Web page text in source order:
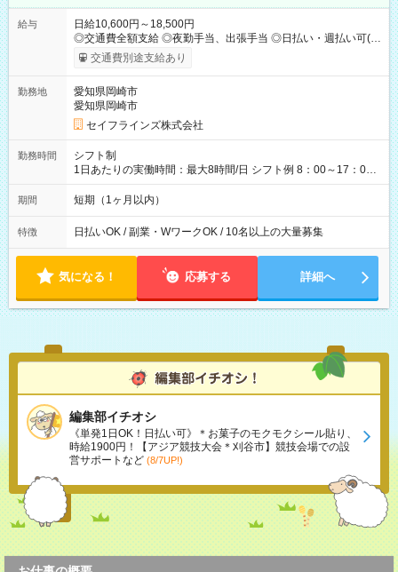
給与
日給10,600円～18,500円
◎交通費全額支給 ◎夜勤手当、出張手当 ◎日払い・週払い可(希
望者／条件有) ＜月収例＞ 日給10,600円×22日稼働＝23.5万円/
試用期間の長さ：3ヶ月 雇用形態、給与は本採用時と同じです。
交通費別途支給あり
勤務地
愛知県岡崎市
愛知県岡崎市
セイフラインズ株式会社
勤務時間
シフト制
1日あたりの実働時間：最大8時間/日 シフト例 8：00～17：00
21：00～6：00 ※現場によっては多少時間は前後します ▶残業
ほとんどなし！ ▶時間より早く終わることの方が多いと思いま
も日給は同額支給！
期間 短期（1ヶ月以内）
特徴 日払いOK / 副業・WワークOK / 10名以上の大量募集
気になる！ 応募する 詳細へ
編集部イチオシ
《単発1日OK！日払い可》＊お菓子のモクモクシール貼り、
時給1900円！【アジア競技大会＊刈谷市】競技会場での設
営サポートなど (8/7UP!)